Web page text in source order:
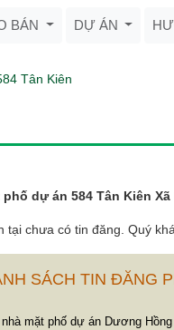
BÁN DỰ ÁN
Tân Kiên
phố dự án 584 Tân Kiên
tại chưa có tin đăng. Quý
SÁCH TIN ĐĂNG
nhà mặt phố dự án Dương Hồng